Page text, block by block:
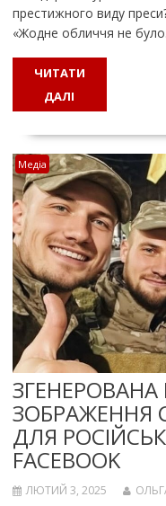
престижного виду
«Жодне обличчя не
ЧИТАТИ
ДАЛІ
Медіа
ЗГЕНЕРОВАНА
ЗОБРАЖЕННЯ
ДЛЯ
FACEBOOK
ЛЮТИЙ 3, 2025